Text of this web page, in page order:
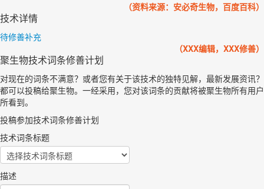
（资料来源：安必奇生物，百度百科）
技术详情
待修善补充
（XXX编辑，XXX修善）
聚生物技术词条修善计划
对现在的词条不满意？或者您有关于该技术的独特见解，最新发展资讯？
都可以投稿给聚生物。一经采用，您对该词条的贡献将被聚生物所有用户
所看到。
投稿参加技术词条修善计划
技术词条标题
描述